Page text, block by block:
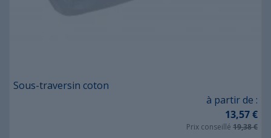
Sous-traversin coton
à partir de :
13,57 €
Prix conseillé 19,38 €